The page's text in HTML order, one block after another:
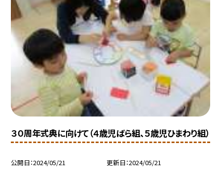
３０周年式典に向けて（４歳児ばら組、５歳児ひまわり組）
公開日 2024/05/21 更新日 2024/05/21